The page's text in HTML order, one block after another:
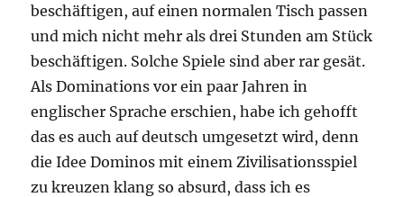
beschäftigen, auf einen normalen Tisch passen
und mich nicht mehr als drei Stunden am Stück
beschäftigen. Solche Spiele sind aber rar gesät.
Als Dominations vor ein paar Jahren in
englischer Sprache erschien, habe ich gehofft
das es auch auf deutsch umgesetzt wird, denn
die Idee Dominos mit einem Zivilisationsspiel
zu kreuzen klang so absurd, dass ich es